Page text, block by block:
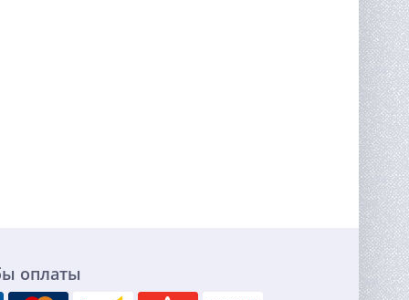
оплаты